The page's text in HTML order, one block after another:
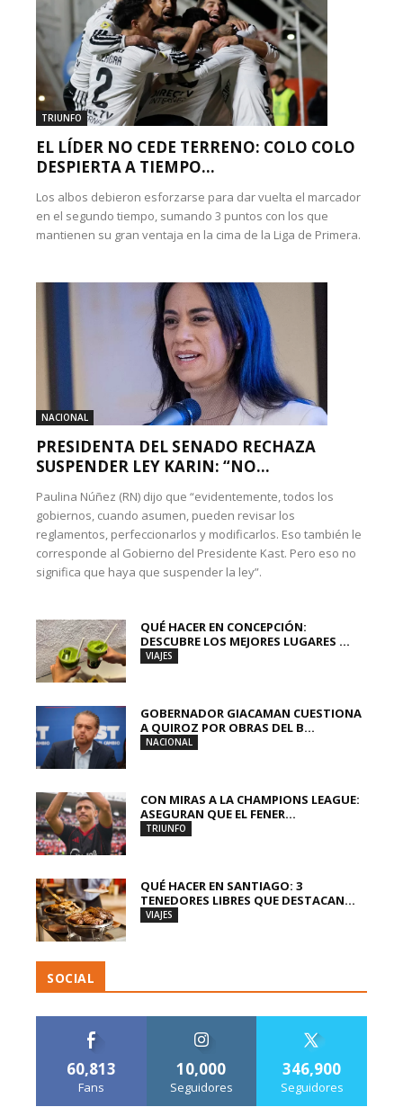
TRIUNFO
EL LÍDER NO CEDE TERRENO: COLO COLO
DESPIERTA A TIEMPO...
Los albos debieron esforzarse para dar vuelta el marcador
en el segundo tiempo, sumando 3 puntos con los que
mantienen su gran ventaja en la cima de la Liga de Primera.
NACIONAL
PRESIDENTA DEL SENADO RECHAZA
SUSPENDER LEY KARIN: “NO...
Paulina Núñez (RN) dijo que “evidentemente, todos los
gobiernos, cuando asumen, pueden revisar los
reglamentos, perfeccionarlos y modificarlos. Eso también le
corresponde al Gobierno del Presidente Kast. Pero eso no
significa que haya que suspender la ley”.
QUÉ HACER EN CONCEPCIÓN:
DESCUBRE LOS MEJORES LUGARES ...
VIAJES
GOBERNADOR GIACAMAN CUESTIONA
A QUIROZ POR OBRAS DEL B...
NACIONAL
CON MIRAS A LA CHAMPIONS LEAGUE:
ASEGURAN QUE EL FENER...
TRIUNFO
QUÉ HACER EN SANTIAGO: 3
TENEDORES LIBRES QUE DESTACAN...
VIAJES
SOCIAL
60,813
Fans
10,000
Seguidores
346,900
Seguidores